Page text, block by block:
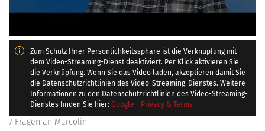
Zum Schutz Ihrer Persönlichkeitssphäre ist die Verknüpfung mit
dem Video-Streaming-Dienst deaktiviert. Per Klick aktivieren Sie
die Verknüpfung. Wenn Sie das Video laden, akzeptieren damit Sie
die Datenschutzrichtlinien des Video-Streaming-Dienstes. Weitere
Informationen zu den Datenschutzrichtlinien des Video-Streaming-
Dienstes finden Sie hier: Google - Privacy & Terms
7 Fragen an Marcolin